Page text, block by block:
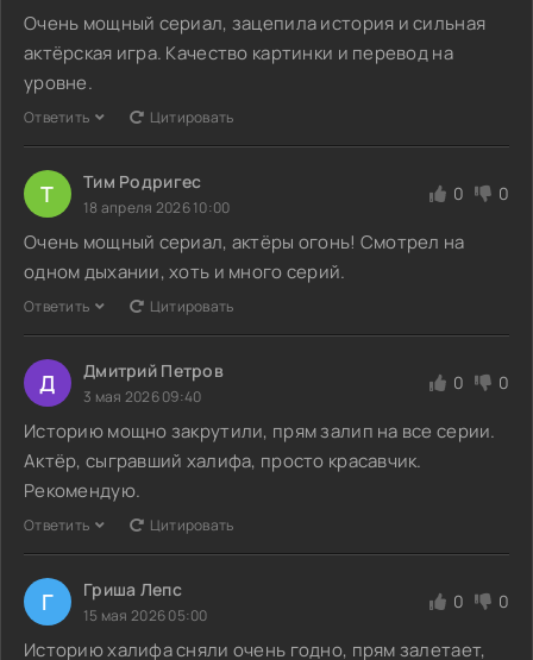
Очень мощный сериал, зацепила история и сильная
актёрская игра. Качество картинки и перевод на
уровне.
Ответить Цитировать
Т Тим Родригес
18 апреля 2026 10:00
0 0
Очень мощный сериал, актёры огонь! Смотрел на
одном дыхании, хоть и много серий.
Ответить Цитировать
Д Дмитрий Петров
3 мая 2026 09:40
0 0
Историю мощно закрутили, прям залип на все серии.
Актёр, сыгравший халифа, просто красавчик.
Рекомендую.
Ответить Цитировать
Г Гриша Лепс
15 мая 2026 05:00
0 0
Историю халифа сняли очень годно, прям залетает,